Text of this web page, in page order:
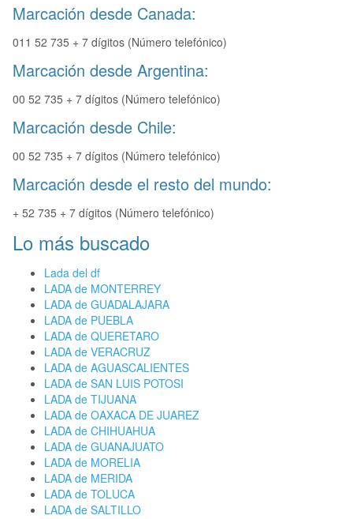
Marcación desde Canada:
011 52 735 + 7 dígitos (Número telefónico)
Marcación desde Argentina:
00 52 735 + 7 dígitos (Número telefónico)
Marcación desde Chile:
00 52 735 + 7 dígitos (Número telefónico)
Marcación desde el resto del mundo:
+ 52 735 + 7 dígitos (Número telefónico)
Lo más buscado
Lada del df
LADA de MONTERREY
LADA de GUADALAJARA
LADA de PUEBLA
LADA de QUERETARO
LADA de VERACRUZ
LADA de AGUASCALIENTES
LADA de SAN LUIS POTOSI
LADA de TIJUANA
LADA de OAXACA DE JUAREZ
LADA de CHIHUAHUA
LADA de GUANAJUATO
LADA de MORELIA
LADA de MERIDA
LADA de TOLUCA
LADA de SALTILLO